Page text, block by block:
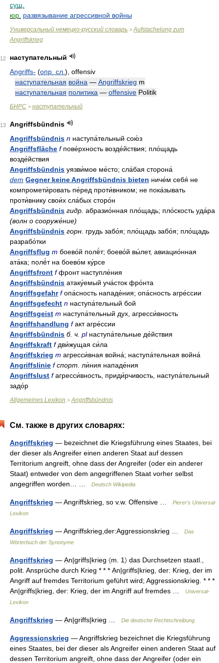
сущ.
юр. развязывание агрессивной войны
Универсальный немецко-русский словарь > Aufstachelung zum
Angriffskrieg
12
наступательный
Angriffs- (опр. сл. ) , offensiv
наступательная война — Angriffskrieg m
наступательная политика — offensive Politik
БНРС > наступательный
13
Angriffsbündnis
Angriffsbündnis n наступа́тельный сою́з
Angriffsfläche fпове́рхность возде́йствия; пло́щадь
возде́йствия
Angriffsbündnis уязви́мое ме́сто; сла́бая сторона́
dem Gegner keine Angriffsbündnis bieten ниче́м себя́ не
компромети́ровать пе́ред проти́вником; не пока́зывать
проти́внику свои́х сла́бых сторо́н
Angriffsbündnis гидр. абразио́нная пло́щадь; пло́скость уда́ра
(волн о сооруже́ние)
Angriffsbündnis горн. грудь забо́я; пло́щадь забо́я; пло́щадь
разрабо́тки
Angriffsflug m боево́й полё́т; боево́й вы́лет, авиацио́нная
ата́ка; полё́т на боево́м ку́рсе
Angriffsfront fфронт наступле́ния
Angriffsbündnis атаку́емый уча́сток фро́нта
Angriffsgefahr fопа́сность нападе́ния; опа́сность агре́ссии
Angriffsgefecht n наступа́тельный бой
Angriffsgeist m наступа́тельный дух, агресси́вность
Angriffshandlung fакт агре́ссии
Angriffsbündnis б. ч. plнаступа́тельные де́йствия
Angriffskraft fдви́жущая си́ла
Angriffskrieg m агресси́вная война́; наступа́тельная война́
Angriffslinie f спорт.
ли́ния нападе́ния
Angriffslust fагресси́вность, приди́рчивость, наступа́тельный
задо́р
Allgemeines Lexikon > Angriffsbündnis
См. также в других словарях:
Angriffskrieg — bezeichnet die Kriegsführung eines Staates, bei
der dieser als Angreifer einen anderen Staat auf dessen
Territorium angreift, ohne dass der Angreifer (oder ein anderer
Staat) entweder von dem angegriffenen Staat vorher selbst
angegriffen worden… …
Deutsch Wikipedia
Angriffskrieg — Angriffskrieg, so v.w. Offensive …
Pierer's Universal-
Lexikon
Angriffskrieg — Angriffskrieg,der:Aggressionskrieg …
Das
Wörterbuch der Synonyme
Angriffskrieg — Ạn|griffs|krieg 〈m. 1〉 das Durchsetzen staatl.,
polit. Ansprüche durch Krieg * * * Ạn|griffs|krieg, der: Krieg, der im
Angriff auf fremdes Territorium geführt wird; Aggressionskrieg. * * *
Ạn|griffs|krieg, der: Krieg, der im Angriff auf fremdes …
Universal-
Lexikon
Angriffskrieg — Ạn|griffs|krieg … Die deutsche Rechtschreibung
Aggressionskrieg — Angriffskrieg bezeichnet die Kriegsführung
eines Staates, bei der dieser als Angreifer einen anderen Staat auf
dessen Territorium angreift, ohne dass der Angreifer (oder ein